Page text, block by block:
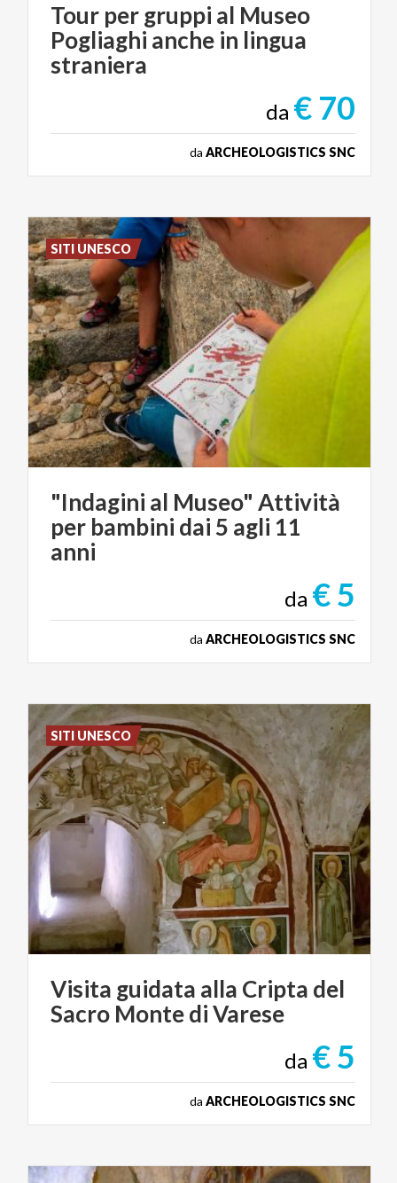
Tour per gruppi al Museo
Pogliaghi anche in lingua
straniera
da € 70
da ARCHEOLOGISTICS SNC
"Indagini al Museo" Attività
per bambini dai 5 agli 11
anni
da € 5
da ARCHEOLOGISTICS SNC
SITI UNESCO
Visita guidata alla Cripta del
Sacro MontediVarese
da € 5
da ARCHEOLOGISTICS SNC
SITI UNESCO